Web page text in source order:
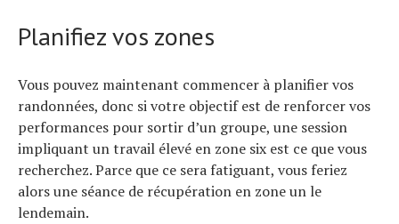
Planifiez vos zones
Vous pouvez maintenant commencer à planifier vos
randonnées, donc si votre objectif est de renforcer vos
performances pour sortir d’un groupe, une session
impliquant un travail élevé en zone six est ce que vous
recherchez. Parce que ce sera fatiguant, vous feriez
alors une séance de récupération en zone un le
lendemain.